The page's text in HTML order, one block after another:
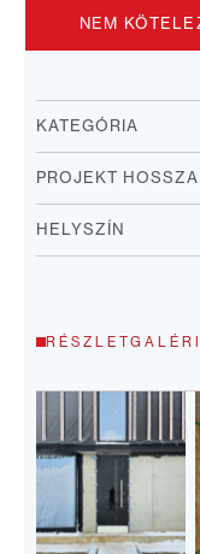
NEM
KATEGÓRIA
PROJEKT HOSSZA
HELYSZÍN